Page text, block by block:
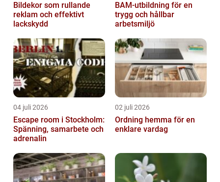
Bildekor som rullande
reklam och effektivt
lackskydd
BAM-utbildning för en
trygg och hållbar
arbetsmiljö
04 juli 2026
Escape room i Stockholm:
Spänning, samarbete och
adrenalin
02 juli 2026
Ordning hemma för en
enklare vardag